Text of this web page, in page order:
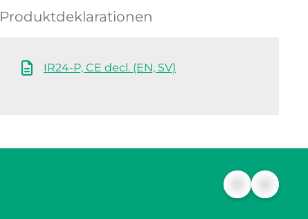
Produktdeklarationen
IR24-P, CE decl. (EN, SV)